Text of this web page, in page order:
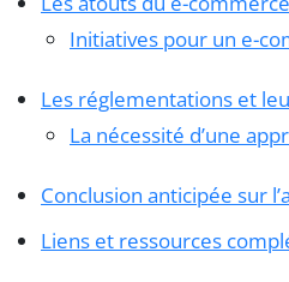
Initiatives pour un e-
Les réglementations et
La nécessité d’une
Conclusion anticipée sur
Liens et ressources